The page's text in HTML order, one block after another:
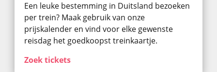
Een leuke bestemming in Duitsland bezoeken
per trein? Maak gebruik van onze
prijskalender en vind voor elke gewenste
reisdag het goedkoopst treinkaartje.
Zoek tickets